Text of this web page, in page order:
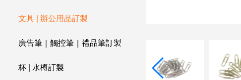
文具 | 辦公用品訂製
廣告筆｜觸控筆｜禮品筆訂製
杯 | 水樽訂製